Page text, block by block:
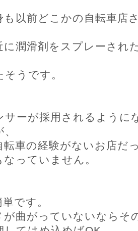
も以前どこかの自転車店
に潤滑剤をスプレーされ
うです。
サーが採用されるように
転車の経験がないお店だ
っていません。
です。
が曲がっていないならそ